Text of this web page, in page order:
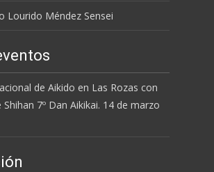
Lourido Méndez Sensei
de Aikido en Las Rozas con
7º Dan Aikikai. 14 de marzo